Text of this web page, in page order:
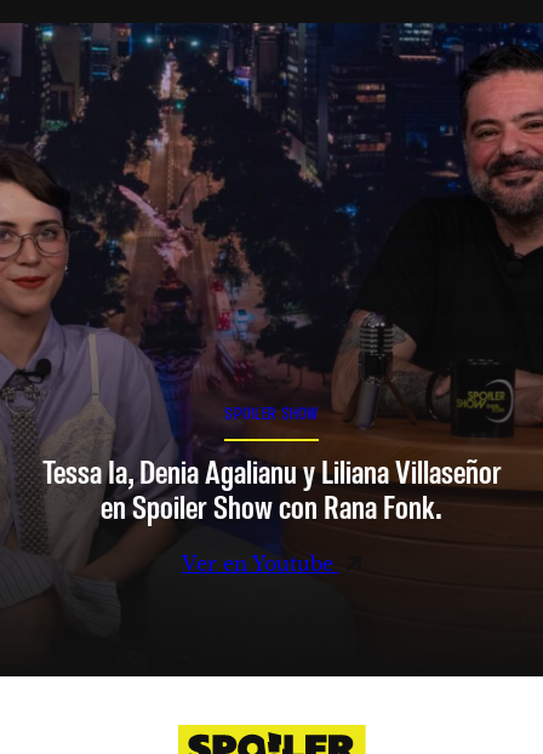
SPOILER SHOW
Tessa Ia, Denia Agalianu y Liliana Villaseñor
en Spoiler Show con Rana Fonk.
Ver en Youtube